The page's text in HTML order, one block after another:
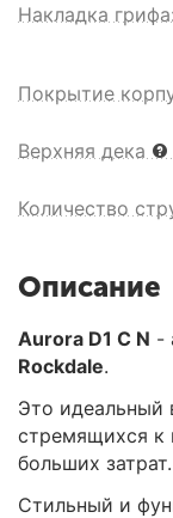
Накладка грифа:
Покрытие
Верхняя дека
Количество
Описание
Aurora D1 C N -
Rockdale.
Это идеальный
стремящихся к
больших затрат.
Стильный и